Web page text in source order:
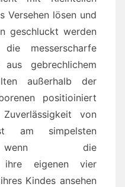
Versehen lösen und
geschluckt werden
die messerscharfe
gebrechlichem
außerhalb der
positioiniert
von
am simpelsten
wenn die
ihre eigenen vier
Kindes ansehen